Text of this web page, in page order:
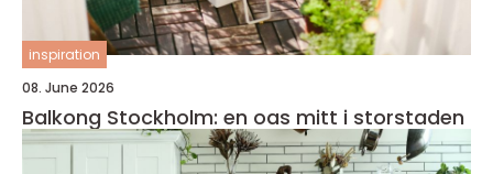
inspiration
08. June 2026
Balkong Stockholm: en oas mitt i storstaden